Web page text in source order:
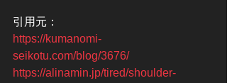
引用元：
https://kumanomi-
seikotu.com/blog/3676/
https://alinamin.jp/tired/shoulder-